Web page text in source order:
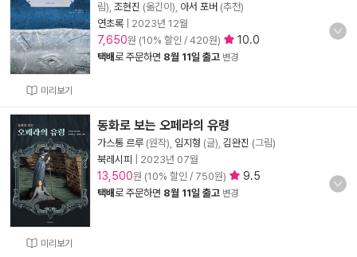
미리보기
림), 조현진 (옮긴이), 아서 포버 (추천)
연초록
2023년 12월
7,650원 (10% 할인 / 420원) 10.0
택배로 주문하면 8월 11일 출고 변경
미리보기
동화로 보는 오페라의 유령
가스통 르루 (원작), 임지형 (글), 김완진 (그림)
북레시피
2023년 07월
13,500원 (10% 할인 / 750원) 9.5
택배로 주문하면 8월 11일 출고 변경